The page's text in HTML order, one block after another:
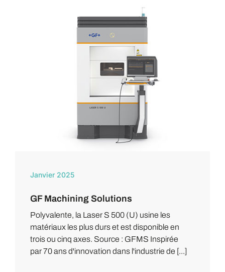
Janvier 2025
GF Machining Solutions
Polyvalente, la Laser S 500 (U) usine les
matériaux les plus durs et est disponible en
trois ou cinq axes. Source : GFMS Inspirée
par 70 ans d'innovation dans l'industrie de [...]